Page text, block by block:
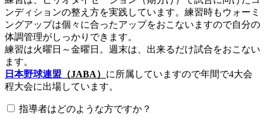
ンディションの整え方を実践しています。練習時もウォーミ
ングアップは個々に合ったアップをおこないますので自分の
体調管理がしっかりできます。
練習は火曜日～金曜日。週末は、出来るだけ試合をおこない
ます。
日本野球連盟 （JABA） に所属していますので年間で4大会
程大会に出場しています。
指導者はどのような方ですか？